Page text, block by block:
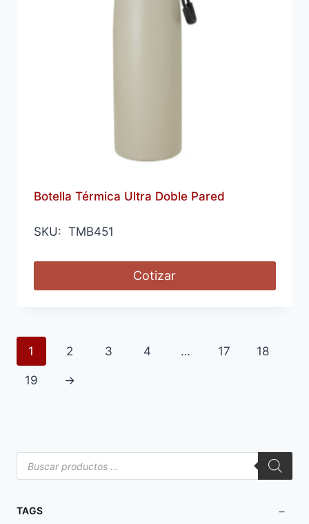
Botella Térmica Ultra Doble Pared
SKU: TMB451
Cotizar
1 2 3 4 … 17 18
19 →
TAGS